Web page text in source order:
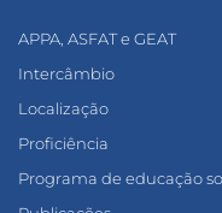
APPA, ASFAT e GEAT
Intercâmbio
Localização
Proficiência
Programa de educação